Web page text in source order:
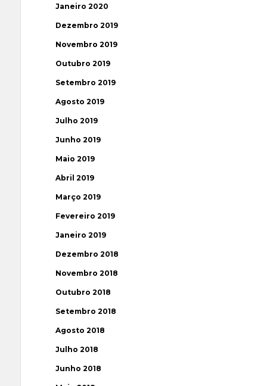
Janeiro 2020
Dezembro 2019
Novembro 2019
Outubro 2019
Setembro 2019
Agosto 2019
Julho 2019
Junho 2019
Maio 2019
Abril 2019
Março 2019
Fevereiro 2019
Janeiro 2019
Dezembro 2018
Novembro 2018
Outubro 2018
Setembro 2018
Agosto 2018
Julho 2018
Junho 2018